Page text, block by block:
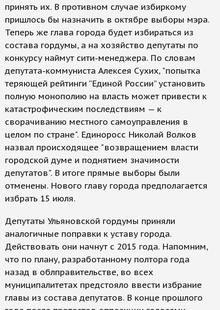
принять их. В противном случае избиркому
пришлось бы назначить в октябре выборы мэра.
Теперь же глава города будет избираться из
состава гордумы, а на хозяйство депутаты по
конкурсу наймут сити-менеджера. По словам
депутата-коммуниста Алексея Сухих, "попытка
теряющей рейтинги “Единой России” установить
полную монополию на власть может привести к
катастрофическим последствиям — к
сворачиванию местного самоуправления в
целом по стране". Единоросс Николай Волков
назвал происходящее "возвращением власти
городской думе и поднятием значимости
депутатов". В итоге прямые выборы были
отменены. Нового главу города предполагается
избрать 15 июля.
Депутаты Ульяновской гордумы приняли
аналогичные поправки к уставу города.
Действовать они начнут с 2015 года. Напомним,
что по плану, разработанному полтора года
назад в облправительстве, во всех
муниципалитетах предстояло ввести избрание
главы из состава депутатов. В конце прошлого